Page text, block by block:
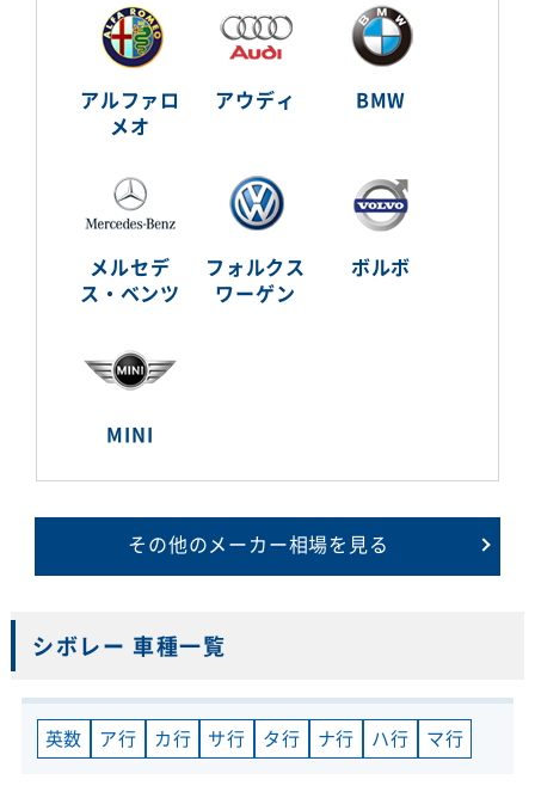
アルファロ
メオ
アウディ BMW
メルセデ
ス・ベンツ
フォルクス
ワーゲン
ボルボ
MINI
その他のメーカー相場を見る
シボレー 車種一覧
英数 ア行 カ行 サ行 タ行 ナ行 ハ行 マ行